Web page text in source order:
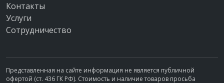
Контакты
Услуги
Сотрудничество
Представленная на сайте информация не является публичной
офертой (ст. 436 ГК РФ). Стоимость и наличие товаров просьба